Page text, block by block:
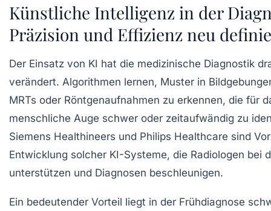
Künstliche Intelligenz in der
Präzision und Effizienz neu
Der Einsatz von KI hat die medizinische Diagnostik
verändert. Algorithmen lernen, Muster in
MRTs oder Röntgenaufnahmen zu erkennen, die für
menschliche Auge schwer oder zeitaufwändig zu
Siemens Healthineers und Philips Healthcare sind
Entwicklung solcher KI-Systeme, die Radiologen bei
unterstützen und Diagnosen beschleunigen.
Ein bedeutender Vorteil liegt in der Frühdiagnose